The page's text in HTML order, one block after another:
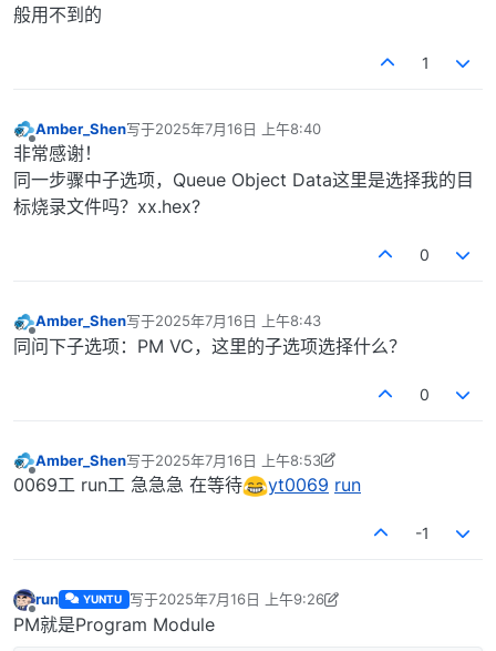
般用不到的
1
离线
Amber_Shen写于2025年7月16日 上午8:40
最后由 编辑
非常感谢！
同一步骤中子选项，Queue Object Data这里是选择我的目
标烧录文件吗？xx.hex?
0
离线
Amber_Shen写于2025年7月16日 上午8:43
最后由 编辑
同问下子选项：PM VC，这里的子选项选择什么？
0
离线
Amber_Shen写于2025年7月16日 上午8:53
最后由 Amber_Shen 编辑2025年7月16日 下午4:54
0069工 run工 急急急 在等待 yt0069 run
-1
离线
run YUNTU 写于2025年7月16日 上午9:26
最后由 run 编辑2025年7月16日 下午5:30
PM就是Program Module